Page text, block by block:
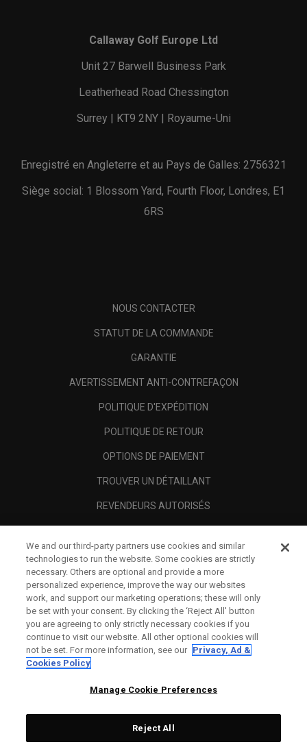
Callaway Golf Europe Ltd
Unit 27 Barwell Business Park
Leatherhead Road Chessington
Surrey | KT9 2NY | Royaume-Uni
Enregistré en Angleterre et au Pays de Galles: 2756321
Siège social: 1 Blossom Yard, Fourth Floor, Londres, E1
6RS
NOUS CONTACTER
STATUT DE LA COMMANDE
GARANTIE
AVERTISSEMENT ANTI-CONTREFAÇON
POLITIQUE D'EXPÉDITION
POLITIQUE DE RETOUR
OPTIONS DE PAIEMENT
TROUVER UN DÉTAILLANT
REVENDEURS AUTORISÉS
A PROPOS
MENTIONS LÉGALES
We and our third-party partners use cookies and similar
technologies to run the website. Some cookies are strictly
necessary. Others are optional and provide a more
personalized experience, improve the way our websites
work, and support our marketing operations; these will only
be set with your consent. By clicking the ‘Reject All' button
you are agreeing to only strictly necessary cookies if you
continue to visit our website. All other optional cookies will
not be set. For more information, see our Privacy, Ad &
Cookies Policy
Manage Cookie Preferences
Reject All